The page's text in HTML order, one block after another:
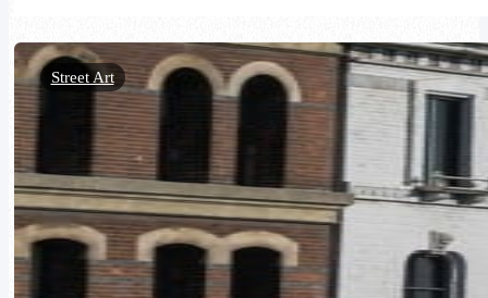
Street Art